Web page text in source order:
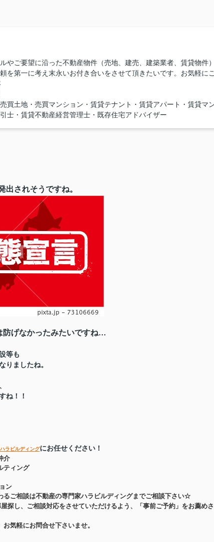
やご要望に沿った不動産物件（売地、建売、建築業者、賃貸物件
を第一に考え末永いお付き合いをさせて頂きたいです。お気軽に
買土地・売買マンション・賃貸テナント・賃貸アパート・賃貸マ
士・賃貸不動産経営管理士・既存住宅アドバイザー
出されそうですね。
防げなかったみたいですね…
等も
りましたね。
ね！！
ラビルディングにお任せください！
介
ィング
ン
るご相談は不動産の専門家ハラビルディングまでご相談下さい☆
探し、ご相談対応をさせていただけるよう、「事前ご予約」をお薦め
気軽にお問合せ下さいませ。